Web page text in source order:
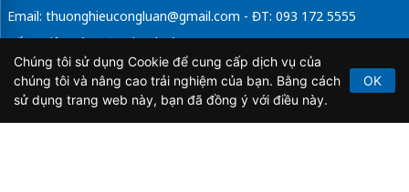
Email: thuonghieucongluan@gmail.com - ĐT: 093 172 5555
Tổng Biên Tập: Vũ Đức Thuận
Giấy phép hoạt động báo chí điện tử số 64/GP-BTTTT do Bộ
Thông tin và Truyền thông cấp ngày 21/2/2020.
Chúng tôi sử dụng Cookie để cung cấp dịch vụ của
chúng tôi và nâng cao trải nghiệm của bạn. Bằng cách
sử dụng trang web này, bạn đã đồng ý với điều này.
OK